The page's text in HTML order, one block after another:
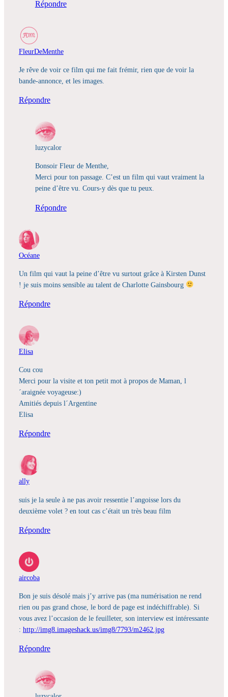
Répondre
FleurDeMenthe
Je rêve de voir ce film qui me fait frémir, rien que de voir la
bande-annonce, et les images.
Répondre
luzycalor
Bonsoir Fleur de Menthe,
Merci pour ton passage. C’est un film qui vaut vraiment la
peine d’être vu. Cours-y dès que tu peux.
Répondre
Océane
Un film qui vaut la peine d’être vu surtout grâce à Kirsten Dunst
! je suis moins sensible au talent de Charlotte Gainsbourg
Répondre
Elisa
Cou cou
Merci pour la visite et ton petit mot à propos de Maman, l
´araignée voyageuse:)
Amitiés depuis l´Argentine
Elisa
Répondre
ally
suis je la seule à ne pas avoir ressentie l’angoisse lors du
deuxième volet ? en tout cas c’était un très beau film
Répondre
aircoba
Bon je suis désolé mais j’y arrive pas (ma numérisation ne rend
rien ou pas grand chose, le bord de page est indéchiffrable). Si
vous avez l’occasion de le feuilleter, son interview est intéressante
: http://img8.imageshack.us/img8/7793/m2462.jpg
Répondre